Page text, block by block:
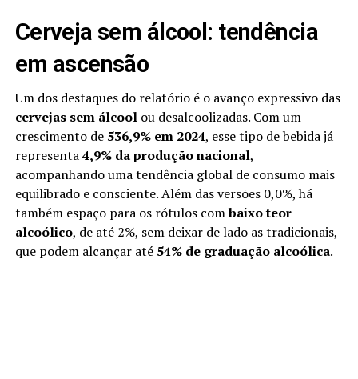
Cerveja sem álcool: tendência
em ascensão
Um dos destaques do relatório é o avanço expressivo das
cervejas sem álcoolou desalcoolizadas. Com um
crescimento de 536,9% em 2024, esse tipo de bebida já
representa4,9% da produção nacional,
acompanhando uma tendência global de consumo mais
equilibrado e consciente. Além das versões 0,0%, há
também espaço para os rótulos combaixo teor
alcoólico, de até 2%, sem deixar de lado as tradicionais,
que podem alcançar até 54% de graduação alcoólica.